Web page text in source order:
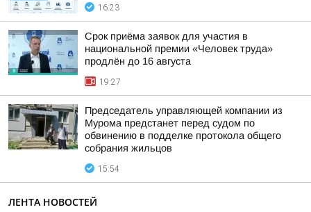
16:23
Срок приёма заявок для участия в
национальной премии «Человек труда»
продлён до 16 августа
19:27
Председатель управляющей компании из
Мурома предстанет перед судом по
обвинению в подделке протокола общего
собрания жильцов
15:54
ЛЕНТА НОВОСТЕЙ